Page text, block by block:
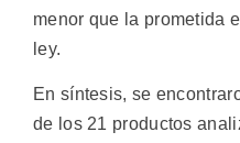
menor que la prometida
ley.
En síntesis, se
de los 21 productos